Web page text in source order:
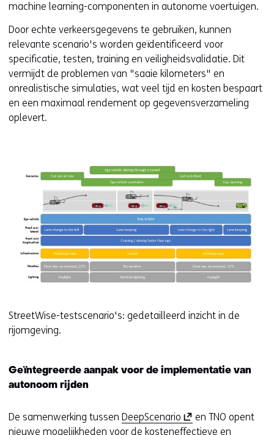
machine learning-componenten in autonome voertuigen.
Door echte verkeersgegevens te gebruiken, kunnen
relevante scenario's worden geïdentificeerd voor
specificatie, testen, training en veiligheidsvalidatie. Dit
vermijdt de problemen van "saaie kilometers" en
onrealistische simulaties, wat veel tijd en kosten bespaart
en een maximaal rendement op gegevensverzameling
oplevert.
StreetWise-testscenario's: gedetailleerd inzicht in de
rijomgeving.
Geïntegreerde aanpak voor de implementatie van
autonoom rijden
De samenwerking tussen DeepScenario (
o
en TNO opent
nieuwe mogelijkheden voor de kosteneffectieve en